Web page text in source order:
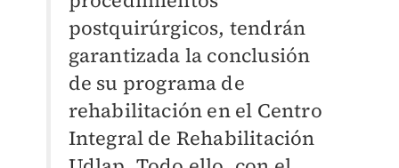
postquirúrgicos, tendrán
garantizada la conclusión
de su programa de
rehabilitación en el Centro
Integral de Rehabilitación